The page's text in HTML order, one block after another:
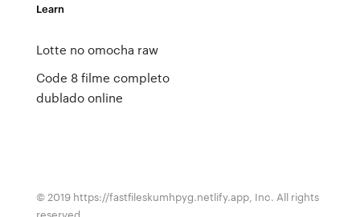
Learn
Lotte no omocha raw
Code 8 filme completo
dublado online
© 2019 https://fastfileskumhpyg.netlify.app, Inc. All rights
reserved.